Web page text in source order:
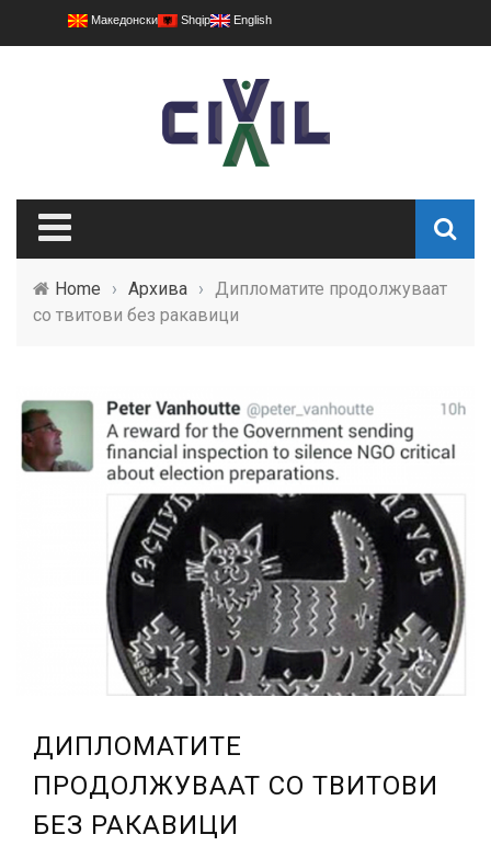
Македонски Shqip English
Home › Архива › Дипломатите продолжуваат
со твитови без ракавици
ДИПЛОМАТИТЕ
ПРОДОЛЖУВААТ СО ТВИТОВИ
БЕЗ РАКАВИЦИ